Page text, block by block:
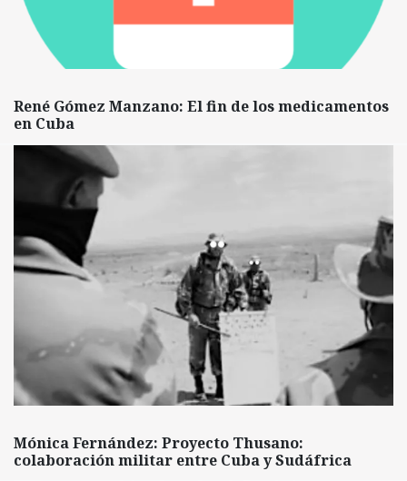
René Gómez Manzano: El fin de los medicamentos
en Cuba
Mónica Fernández: Proyecto Thusano:
colaboración militar entre Cuba y Sudáfrica